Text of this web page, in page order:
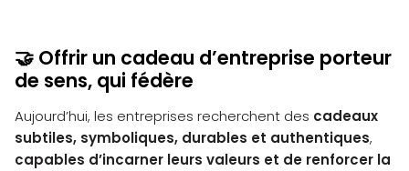
🤝 Offrir un cadeau d’entreprise porteur
de sens, qui fédère
Aujourd’hui, les entreprises recherchent des cadeaux
subtiles, symboliques, durables et authentiques,
capables d’incarner leurs valeurs et de renforcer la